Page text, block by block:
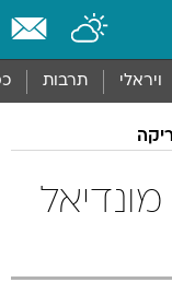
ויראלי תרבות